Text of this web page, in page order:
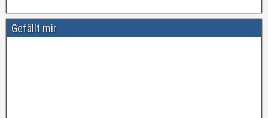
Gefällt mir